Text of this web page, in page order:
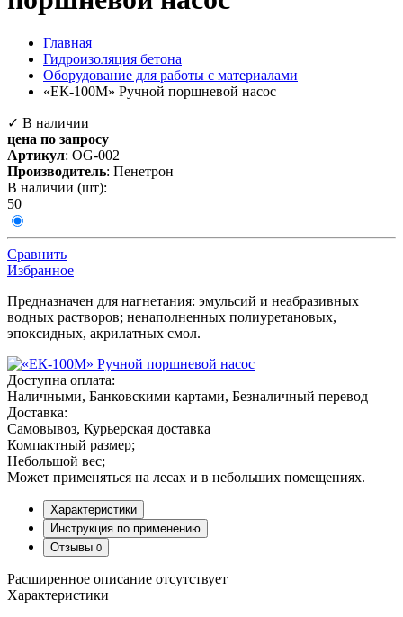
Главная
Гидроизоляция бетона
Оборудование для работы с материалами
«ЕК-100М» Ручной поршневой насос
✓ В наличии
цена по запросу
Артикул: OG-002
Производитель: Пенетрон
В наличии (шт):
50
Сравнить
Избранное
Предназначен для нагнетания: эмульсий и неабразивных
водных растворов; ненаполненных полиуретановых,
эпоксидных, акрилатных смол.
Доступна оплата:
Наличными, Банковскими картами, Безналичный перевод
Доставка:
Самовывоз, Курьерская доставка
Компактный размер;
Небольшой вес;
Может применяться на лесах и в небольших помещениях.
Характеристики
Инструкция по применению
Отзывы 0
Расширенное описание отсутствует
Характеристики